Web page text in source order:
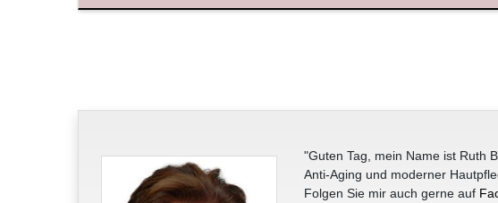
"Guten Tag, mein Name ist Ruth
Anti-Aging und moderner
Folgen Sie mir auch gerne auf